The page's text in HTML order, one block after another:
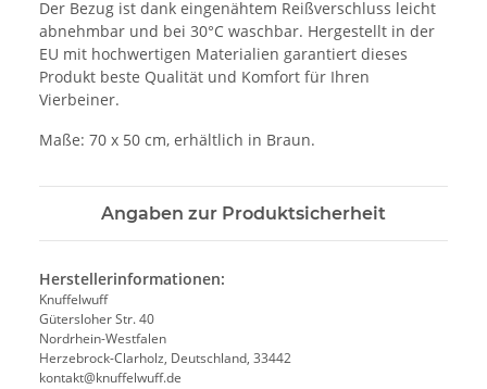
Der Bezug ist dank eingenähtem Reißverschluss leicht
abnehmbar und bei 30°C waschbar. Hergestellt in der
EU mit hochwertigen Materialien garantiert dieses
Produkt beste Qualität und Komfort für Ihren
Vierbeiner.
Maße: 70 x 50 cm, erhältlich in Braun.
Angaben zur Produktsicherheit
Herstellerinformationen:
Knuffelwuff
Gütersloher Str. 40
Nordrhein-Westfalen
Herzebrock-Clarholz, Deutschland, 33442
kontakt@knuffelwuff.de